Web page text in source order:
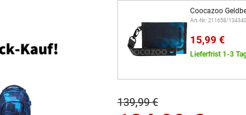
Coocazoo
Art.-Nr.: 211658/134340
15,99 €
Lieferfrist 1-3
139,99 €